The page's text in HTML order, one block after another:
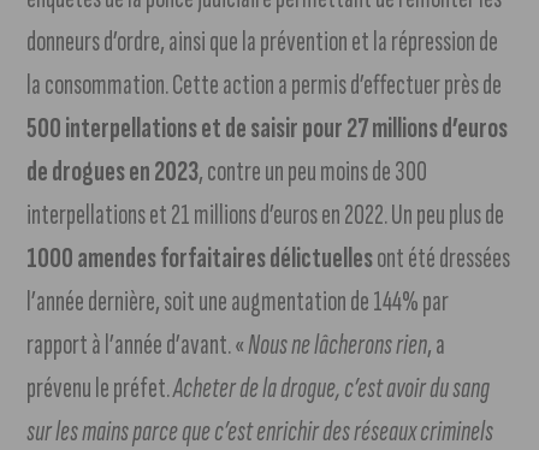
donneurs d’ordre, ainsi que la prévention et la répression de
la consommation. Cette action a permis d’effectuer près de
500 interpellations et de saisir pour 27 millions d’euros
de drogues en 2023, contre un peu moins de 300
interpellations et 21 millions d’euros en 2022. Un peu plus de
1000 amendes forfaitaires délictuellesont été dressées
l’année dernière, soit une augmentation de 144% par
rapport à l’année d’avant. «Nous ne lâcherons rien, a
prévenu le préfet.Acheter de la drogue, c’est avoir du sang
sur les mains parce que c’est enrichir des réseaux criminels